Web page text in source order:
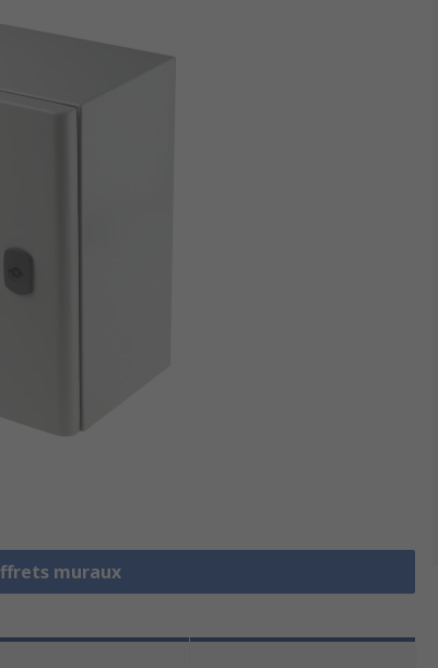
muraux